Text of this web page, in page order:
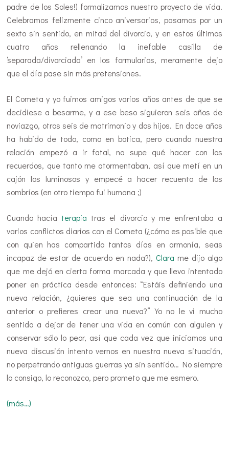
padre de los Soles!) formalizamos nuestro proyecto de vida.
Celebramos felizmente cinco aniversarios, pasamos por un
sexto sin sentido, en mitad del divorcio, y en estos últimos
cuatro años rellenando la inefable casilla de
‘separada/divorciada’ en los formularios, meramente dejo
que el día pase sin más pretensiones.
El Cometa y yo fuimos amigos varios años antes de que se
decidiese a besarme, y a ese beso siguieron seis años de
noviazgo, otros seis de matrimonio y dos hijos. En doce años
ha habido de todo, como en botica, pero cuando nuestra
relación empezó a ir fatal, no supe qué hacer con los
recuerdos, que tanto me atormentaban, así que metí en un
cajón los luminosos y empecé a hacer recuento de los
sombríos (en otro tiempo fui humana ;)
Cuando hacía terapia tras el divorcio y me enfrentaba a
varios conflictos diarios con el Cometa (¿cómo es posible que
con quien has compartido tantos días en armonía, seas
incapaz de estar de acuerdo en nada?), Clara me dijo algo
que me dejó en cierta forma marcada y que llevo intentado
poner en práctica desde entonces: “Estáis definiendo una
nueva relación, ¿quieres que sea una continuación de la
anterior o prefieres crear una nueva?” Yo no le vi mucho
sentido a dejar de tener una vida en común con alguien y
conservar sólo lo peor, así que cada vez que iniciamos una
nueva discusión intento vernos en nuestra nueva situación,
no perpetrando antiguas guerras ya sin sentido… No siempre
lo consigo, lo reconozco, pero prometo que me esmero.
(más…)